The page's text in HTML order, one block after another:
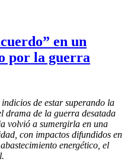
en un
por la guerra
de estar superando la
drama de la guerra desatada
volvió a sumergirla en una
con impactos difundidos en
energético, el